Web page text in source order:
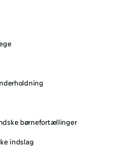
børnefortællinger
indslag